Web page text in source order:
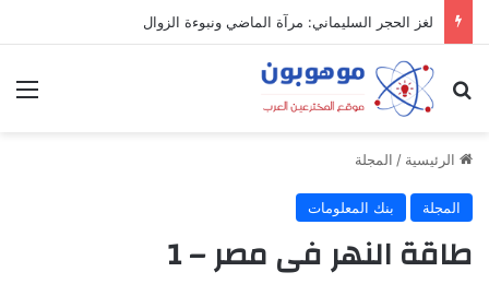
بحث عن
الرئيسية / المجلة
المجلة بنك المعلومات
طاقة النهر فى مصر – 1